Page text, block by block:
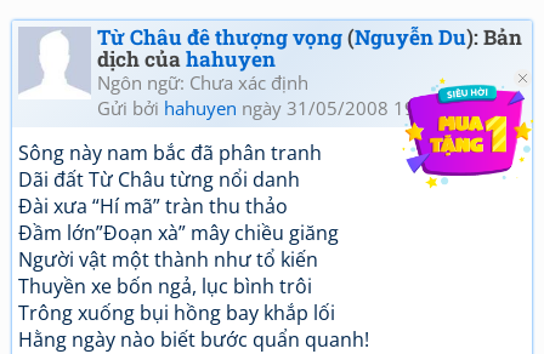
Từ Châu đê thượng vọng(Nguyễn Du): Bản
dịch củahahuyen
Ngôn ngữ: Chưa xác định
Gửi bởi hahuyen ngày 31/05/2008 19:42
Sông này nam bắc đã phân tranh
Dãi đất Từ Châu từng nổi danh
Đài xưa “Hí mã” tràn thu thảo
Đầm lớn”Đoạn xà” mây chiều giăng
Người vật một thành như tổ kiến
Thuyền xe bốn ngả, lục bình trôi
Trông xuống bụi hồng bay khắp lối
Hằng ngày nào biết bước quẩn quanh!